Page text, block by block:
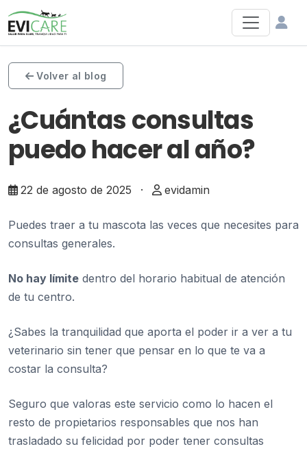
Volver al blog
¿Cuántas consultas
puedo hacer al año?
22 de agosto de 2025 · evidamin
Puedes traer a tu mascota las veces que necesites para
consultas generales.
No hay límite dentro del horario habitual de atención
de tu centro.
¿Sabes la tranquilidad que aporta el poder ir a ver a tu
veterinario sin tener que pensar en lo que te va a
costar la consulta?
Seguro que valoras este servicio como lo hacen el
resto de propietarios responsables que nos han
trasladado su felicidad por poder tener consultas